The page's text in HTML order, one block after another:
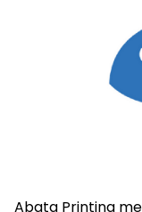
Abata Printing